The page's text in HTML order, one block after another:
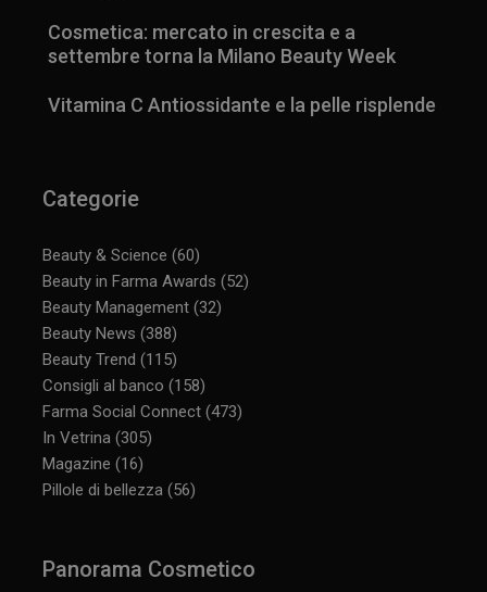
Cosmetica: mercato in crescita e a
settembre torna la Milano Beauty Week
Vitamina C Antiossidante e la pelle risplende
Categorie
Beauty & Science (60)
Beauty in Farma Awards (52)
Beauty Management (32)
Beauty News (388)
Beauty Trend (115)
Consigli al banco (158)
Farma Social Connect (473)
In Vetrina (305)
Magazine (16)
Pillole di bellezza (56)
Panorama Cosmetico